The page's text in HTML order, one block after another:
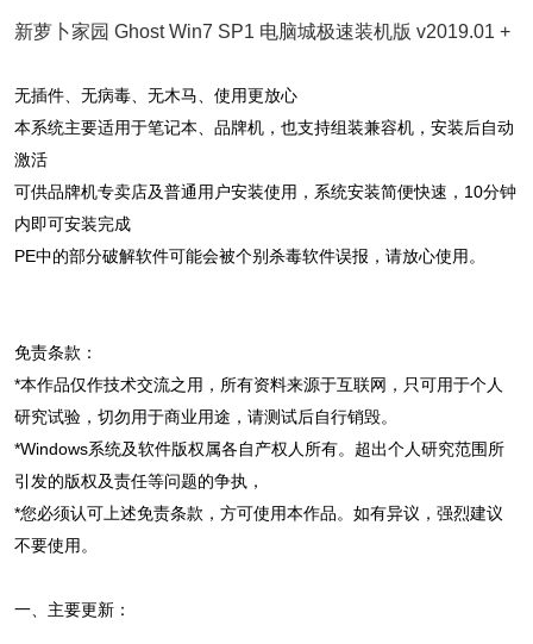
新萝卜家园 Ghost Win7 SP1 电脑城极速装机版 v2019.01 +
无插件、无病毒、无木马、使用更放心
本系统主要适用于笔记本、品牌机，也支持组装兼容机，安装后自动
激活
可供品牌机专卖店及普通用户安装使用，系统安装简便快速，10分钟
内即可安装完成
PE中的部分破解软件可能会被个别杀毒软件误报，请放心使用。
免责条款：
*本作品仅作技术交流之用，所有资料来源于互联网，只可用于个人
研究试验，切勿用于商业用途，请测试后自行销毁。
*Windows系统及软件版权属各自产权人所有。超出个人研究范围所
引发的版权及责任等问题的争执，
*您必须认可上述免责条款，方可使用本作品。如有异议，强烈建议
不要使用。
一、主要更新：